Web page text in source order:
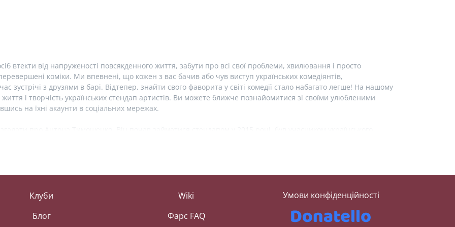
втекти від напруженості повсякденного життя, забути про всі свої проблеми, хвилювання і просто
коміки. Ми впевнені, що кожен з вас бачив або чув виступ українських комедіянтів,
зустрічі з друзями в барі. Відтепер, знайти свого фаворита у світі комедії стало набагато легше! На нашому
і творчість українських стендап артистів. Ви можете ближче познайомитися зі своїми улюбленими
на їхні акаунти в соціальних мережах.
рази. Зараз, Антон Тимошенко є резидентом українського стендап клубу «Підпільний стендап». Також
стендапи заворожують незвичним західноукраїнським діалектом — Лєра Мандзюк. Ви знали, що вона
сольні концерти по всій Україні. Зараз Лєра виступає у Жіночому кварталі та є резидентом західно-
Клуби
Блог
Wiki
Фарс FAQ
Умови конфіденційності